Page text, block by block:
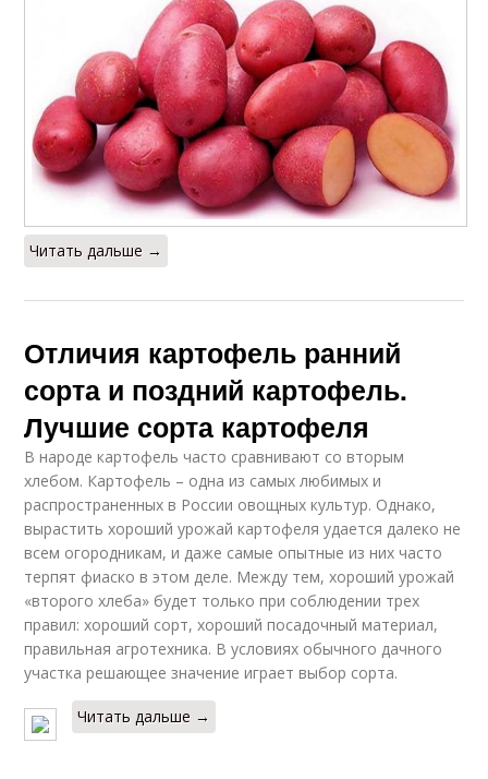
Читать дальше →
Отличия картофель ранний
сорта и поздний картофель.
Лучшие сорта картофеля
В народе картофель часто сравнивают со вторым
хлебом. Картофель – одна из самых любимых и
распространенных в России овощных культур. Однако,
вырастить хороший урожай картофеля удается далеко не
всем огородникам, и даже самые опытные из них часто
терпят фиаско в этом деле. Между тем, хороший урожай
«второго хлеба» будет только при соблюдении трех
правил: хороший сорт, хороший посадочный материал,
правильная агротехника. В условиях обычного дачного
участка решающее значение играет выбор сорта.
Читать дальше →